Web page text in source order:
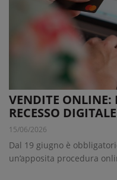
VENDITE ONLINE:
RECESSO DIGITALE
15/06/2026
Dal 19 giugno è
un’apposita procedura